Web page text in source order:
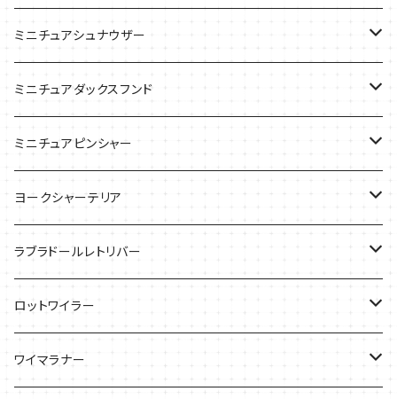
ケース
ケース
バッグ
ケース
ミニチュアシュナウザー
Tシャツ
バッグ
ケース
ミニチュアダックスフンド
Ｔシャツ
バッグ
雑貨
ケース
ミニチュアピンシャー
ケース
ヨークシャーテリア
Tシャツ
バッグ
ケース
ラブラドールレトリバー
Ｔシャツ
バッグ
ロットワイラー
Tシャツ
ワイマラナー